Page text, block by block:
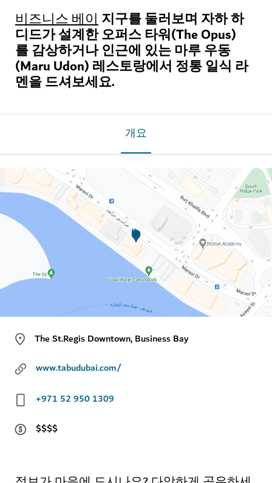
비즈니스 베이지구를 둘러보며 자하 하
디드가 설계한 오퍼스 타워(The Opus)
를 감상하거나 인근에 있는 마루 우동
(Maru Udon) 레스토랑에서 정통 일식 라
멘을 드셔보세요.
개요
The St.Regis Downtown, Business Bay
www.tabudubai.com/
+971 52 950 1309
$$$$